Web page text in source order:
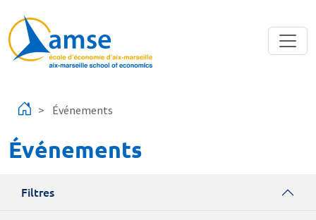
Événements
Événements
Filtres